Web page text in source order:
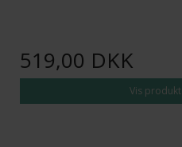
519,00 DKK
Vis produkt